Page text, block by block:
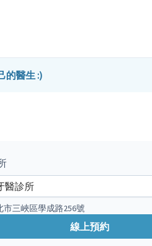
的醫生 :)
市三峽區學成路256號
線上預約